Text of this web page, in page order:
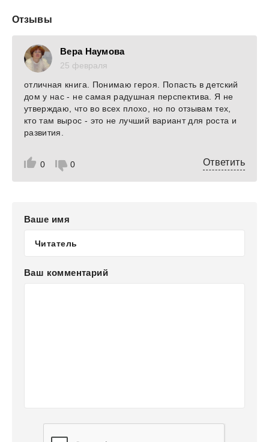
Отзывы
Вера Наумова
25 февраля
0 0
отличная книга. Понимаю героя. Попасть в детский
дом у нас - не самая радушная перспектива. Я не
утверждаю, что во всех плохо, но по отзывам тех,
кто там вырос - это не лучший вариант для роста и
развития.
Ответить
Ваше имя
Ваш комментарий